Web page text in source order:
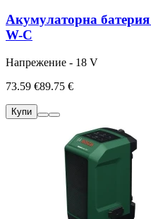
Акумулаторна
W-C
Напрежение - 18 V
73.59 €89.75 €
Купи